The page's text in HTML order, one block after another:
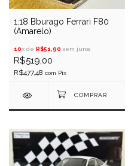
1:18 Bburago Ferrari F80
(Amarelo)
10x de R$51,90 sem juros
R$519,00
R$477,48 com Pix